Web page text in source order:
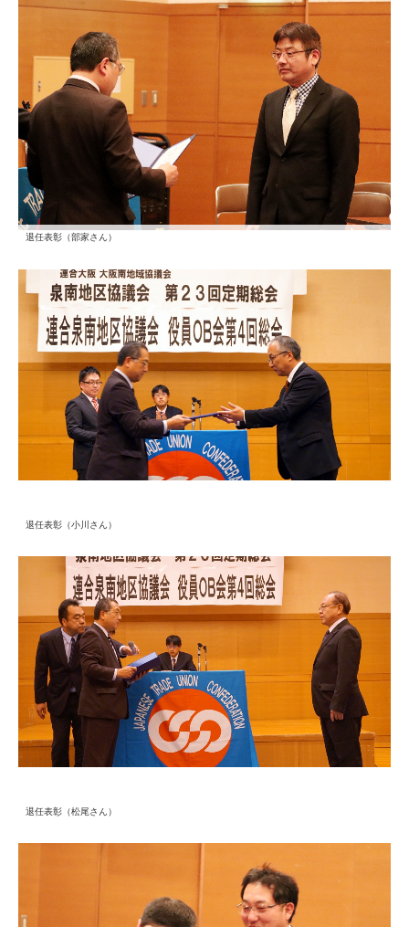
退任表彰（部家さん）
退任表彰（小川さん）
退任表彰（松尾さん）